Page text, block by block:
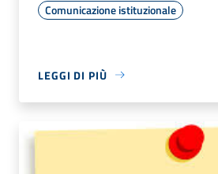
Comunicazione istituzionale
LEGGI DI PIÙ